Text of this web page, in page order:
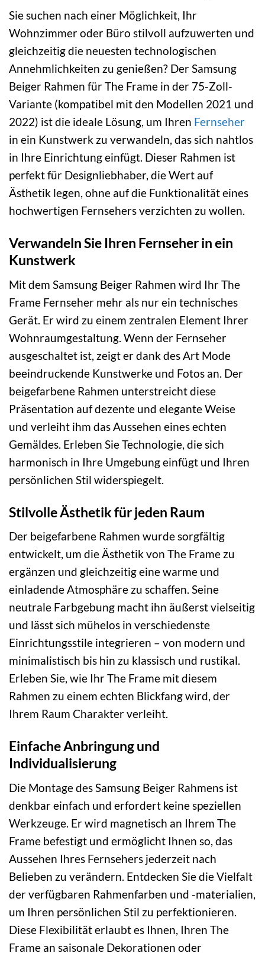
Sie suchen nach einer Möglichkeit, Ihr
Wohnzimmer oder Büro stilvoll aufzuwerten und
gleichzeitig die neuesten technologischen
Annehmlichkeiten zu genießen? Der Samsung
Beiger Rahmen für The Frame in der 75-Zoll-
Variante (kompatibel mit den Modellen 2021 und
2022) ist die ideale Lösung, um Ihren Fernseher
in ein Kunstwerk zu verwandeln, das sich nahtlos
in Ihre Einrichtung einfügt. Dieser Rahmen ist
perfekt für Designliebhaber, die Wert auf
Ästhetik legen, ohne auf die Funktionalität eines
hochwertigen Fernsehers verzichten zu wollen.
Verwandeln Sie Ihren Fernseher in ein
Kunstwerk
Mit dem Samsung Beiger Rahmen wird Ihr The
Frame Fernseher mehr als nur ein technisches
Gerät. Er wird zu einem zentralen Element Ihrer
Wohnraumgestaltung. Wenn der Fernseher
ausgeschaltet ist, zeigt er dank des Art Mode
beeindruckende Kunstwerke und Fotos an. Der
beigefarbene Rahmen unterstreicht diese
Präsentation auf dezente und elegante Weise
und verleiht ihm das Aussehen eines echten
Gemäldes. Erleben Sie Technologie, die sich
harmonisch in Ihre Umgebung einfügt und Ihren
persönlichen Stil widerspiegelt.
Stilvolle Ästhetik für jeden Raum
Der beigefarbene Rahmen wurde sorgfältig
entwickelt, um die Ästhetik von The Frame zu
ergänzen und gleichzeitig eine warme und
einladende Atmosphäre zu schaffen. Seine
neutrale Farbgebung macht ihn äußerst vielseitig
und lässt sich mühelos in verschiedenste
Einrichtungsstile integrieren – von modern und
minimalistisch bis hin zu klassisch und rustikal.
Erleben Sie, wie Ihr The Frame mit diesem
Rahmen zu einem echten Blickfang wird, der
Ihrem Raum Charakter verleiht.
Einfache Anbringung und
Individualisierung
Die Montage des Samsung Beiger Rahmens ist
denkbar einfach und erfordert keine speziellen
Werkzeuge. Er wird magnetisch an Ihrem The
Frame befestigt und ermöglicht Ihnen so, das
Aussehen Ihres Fernsehers jederzeit nach
Belieben zu verändern. Entdecken Sie die Vielfalt
der verfügbaren Rahmenfarben und -materialien,
um Ihren persönlichen Stil zu perfektionieren.
Diese Flexibilität erlaubt es Ihnen, Ihren The
Frame an saisonale Dekorationen oder